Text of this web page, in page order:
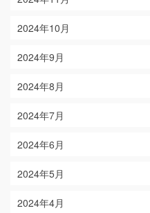
2024年10月
2024年9月
2024年8月
2024年7月
2024年6月
2024年5月
2024年4月